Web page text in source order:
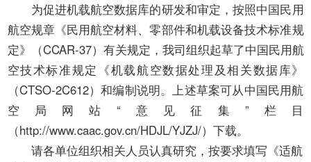
为促进机载航空数据库的研发和审定，按照中国民用
航空规章《民用航空材料、零部件和机载设备技术标准规
定》（CCAR-37）有关规定，我司组织起草了中国民用航
空技术标准规定《机载航空数据处理及相关数据库》
（CTSO-2C612）和编制说明。上述草案可从中国民用航
空局网站“意见征集”栏目
（http://www.caac.gov.cn/HDJL/YJZJ/）下载。
请各单位组织相关人员认真研究，按要求填写《适航
说
明
页
面,
Alt
加